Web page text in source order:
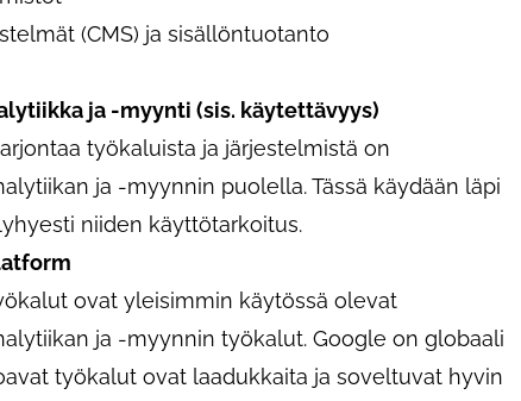
(CMS) ja sisällöntuotanto
ja -myynti (sis. käytettävyys)
työkaluista ja järjestelmistä on
ja -myynnin puolella. Tässä käydään läpi
niiden käyttötarkoitus.
ovat yleisimmin käytössä olevat
ja -myynnin työkalut. Google on globaali
työkalut ovat laadukkaita ja soveltuvat hyvin